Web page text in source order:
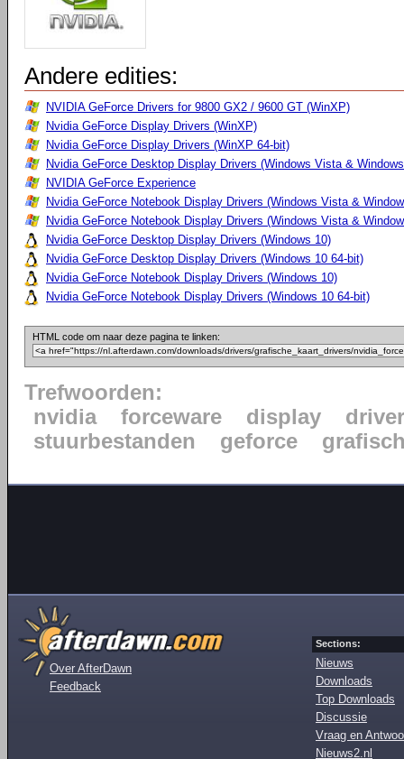
Andere edities:
NVIDIA GeForce Drivers for 9800 GX2 / 9600 GT (WinXP)
Nvidia GeForce Display Drivers (WinXP)
Nvidia GeForce Display Drivers (WinXP 64-bit)
Nvidia GeForce Desktop Display Drivers (Windows Vista &
NVIDIA GeForce Experience
Nvidia GeForce Notebook Display Drivers (Windows Vista &
Nvidia GeForce Notebook Display Drivers (Windows Vista &
Nvidia GeForce Desktop Display Drivers (Windows 10)
Nvidia GeForce Desktop Display Drivers (Windows 10 64-bit)
Nvidia GeForce Notebook Display Drivers (Windows 10)
Nvidia GeForce Notebook Display Drivers (Windows 10 64-bit)
HTML code om naar deze pagina te linken:
Trefwoorden:
nvidia
forceware display
driver
stuurbestanden
geforce
Over AfterDawn
Feedback
Sections:
Nieuws
Downloads
Top Downloads
Discussie
Vraag en
Nieuws2.nl